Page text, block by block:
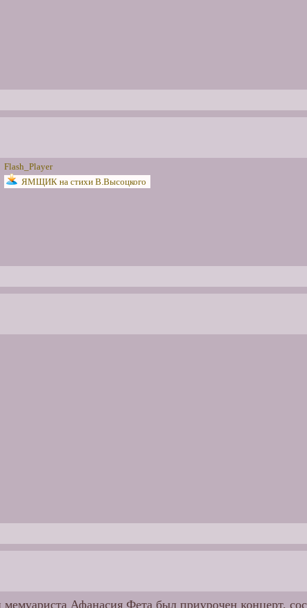
Flash_Player
ЯМЩИК на стихи В.Высоцкого
Афанасия Фета был приурочен концерт,